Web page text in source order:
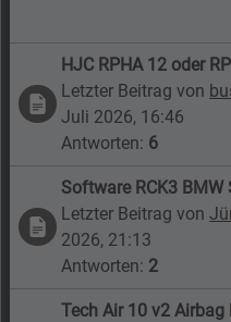
HJC RPHA 12 oder
Letzter Beitrag von
Juli 2026, 16:46
Antworten: 6
Software RCK3 BMW
Letzter Beitrag von
2026, 21:13
Antworten: 2
Tech Air 10 v2